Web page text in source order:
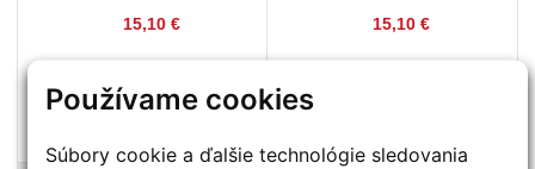
Používame cookies
Súbory cookie a ďalšie technológie sledovania
15,10 €
KÚPIŤ
15,10 €